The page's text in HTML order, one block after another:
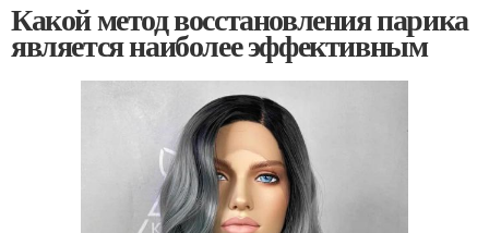
Какой метод восстановления парика
является наиболее эффективным